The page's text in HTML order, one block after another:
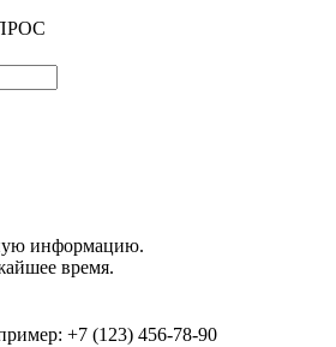
информацию.
время.
+7 (123) 456-78-90